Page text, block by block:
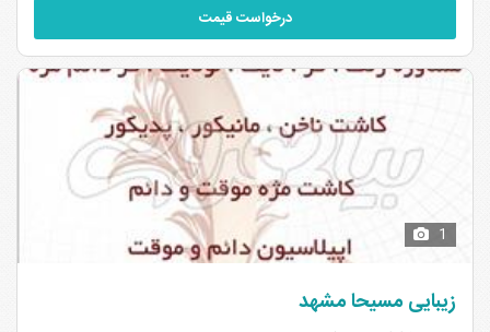
درخواست قیمت
1
زیبایی مسیحا مشهد